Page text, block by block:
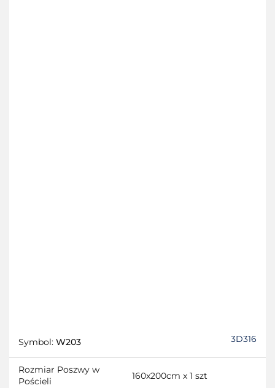
Symbol: W203 3D316
Rozmiar Poszwy w
Pościeli
160x200cm x 1 szt